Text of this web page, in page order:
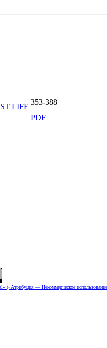
LIFE
353-388
PDF
(«Атрибуция — Некоммерческое